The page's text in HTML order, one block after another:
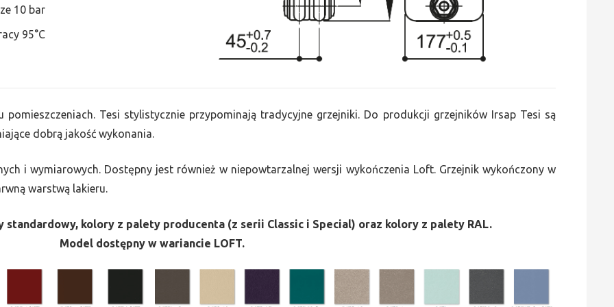
10 bar
95°C
Tesi stylistycznie przypominają tradycyjne grzejniki. Do produkcji grzejników Irsap Tesi są
dobrą jakość wykonania.
i wymiarowych. Dostępny jest również w niepowtarzalnej wersji wykończenia Loft. Grzejnik wykończony w
warstwą lakieru.
standardowy, kolory z palety producenta (z serii Classic i Special) oraz kolory z palety RAL.
Model dostępny w wariancie LOFT.